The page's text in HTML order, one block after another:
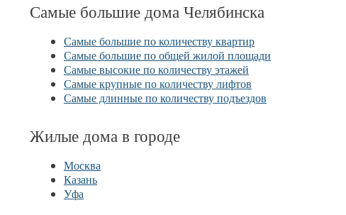
Самые большие дома Челябинска
Самые большие по количеству квартир
Самые большие по общей жилой площади
Самые высокие по количеству этажей
Самые крупные по количеству лифтов
Самые длинные по количеству подъездов
Жилые дома в городе
Москва
Казань
Уфа